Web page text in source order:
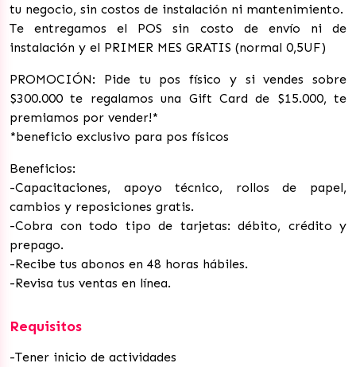
tu negocio, sin costos de instalación ni mantenimiento.
Te entregamos el POS sin costo de envío ni de
instalación y el PRIMER MES GRATIS (normal 0,5UF)
PROMOCIÓN: Pide tu pos físico y si vendes sobre
$300.000 te regalamos una Gift Card de $15.000, te
premiamos por vender!*
*beneficio exclusivo para pos físicos
Beneficios:
-Capacitaciones, apoyo técnico, rollos de papel,
cambios y reposiciones gratis.
-Cobra con todo tipo de tarjetas: débito, crédito y
prepago.
-Recibe tus abonos en 48 horas hábiles.
-Revisa tus ventas en línea.
Requisitos
-Tener inicio de actividades